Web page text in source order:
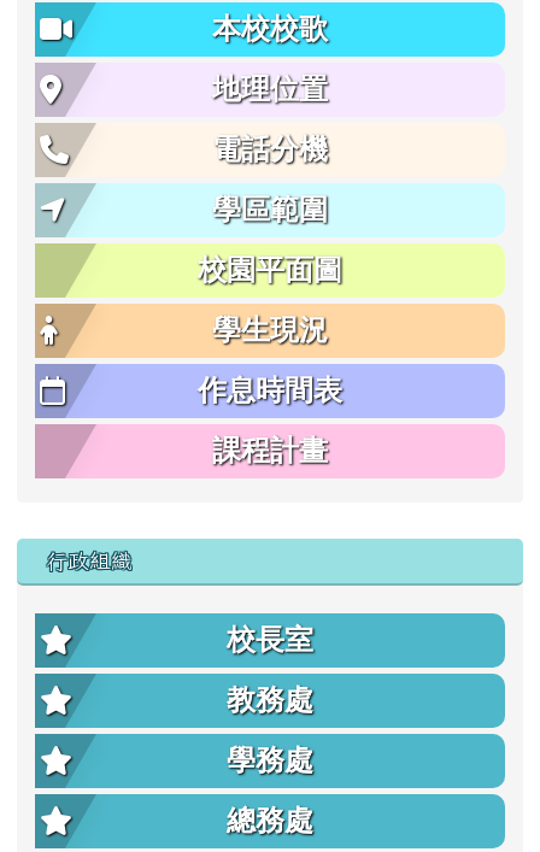
本校校歌
地理位置
電話分機
學區範圍
校園平面圖
學生現況
作息時間表
課程計畫
行政組織
校長室
教務處
學務處
總務處